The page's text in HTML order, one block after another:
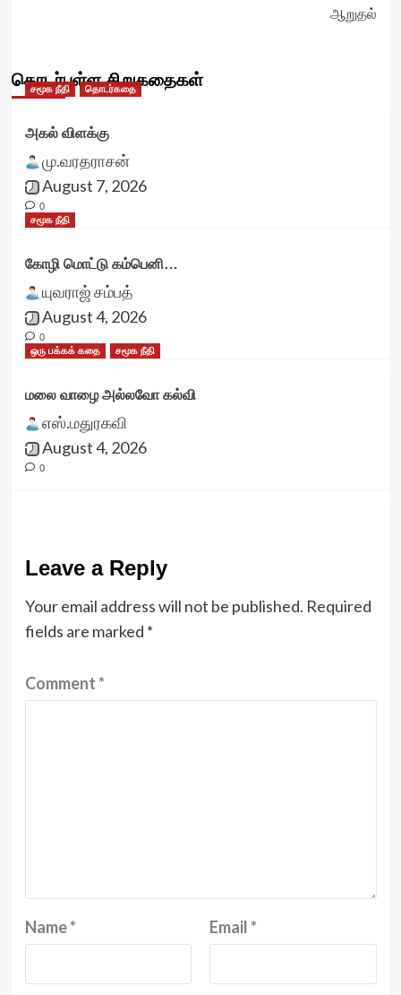
ஆறுதல்
தொடர்புள்ள சிறுகதைகள்
சமூக நீதி தொடர்கதை
அகல் விளக்கு
மு.வரதராசன்
August 7, 2026
0
சமூக நீதி
கோழி மொட்டு கம்பெனி…
யுவராஜ் சம்பத்
August 4, 2026
0
ஒரு பக்கக் கதை
சமூக நீதி
மலை வாழை அல்லவோ கல்வி
எஸ்.மதுரகவி
August 4, 2026
0
Leave a Reply
Your email address will not be published. Required
fields are marked *
Comment*
Name* Email*